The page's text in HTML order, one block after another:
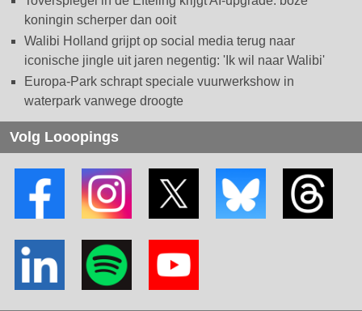
koningin scherper dan ooit
Walibi Holland grijpt op social media terug naar
iconische jingle uit jaren negentig: 'Ik wil naar Walibi'
Europa-Park schrapt speciale vuurwerkshow in
waterpark vanwege droogte
Volg Looopings